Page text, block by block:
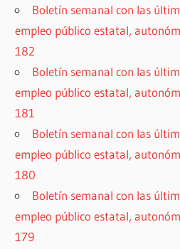
Boletín semanal con las
empleo público estatal,
182
Boletín semanal con las
empleo público estatal,
181
Boletín semanal con las
empleo público estatal,
180
Boletín semanal con las
empleo público estatal,
179